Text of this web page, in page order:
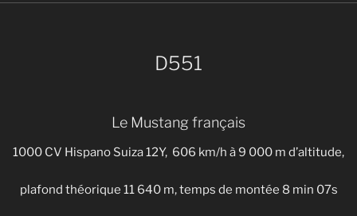
D551
Le Mustang français
1000 CV Hispano Suiza 12Y, 606 km/h à 9 000 m d’altitude,
plafond théorique 11 640 m, temps de montée 8 min 07s